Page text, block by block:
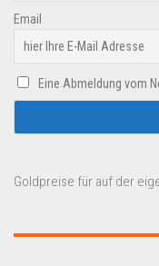
Email
Eine Abmeldung vom
Goldpreise für auf der